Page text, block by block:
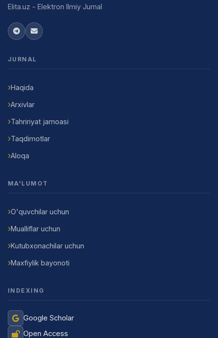
Elita.uz - Elektron Ilmiy Jurnal
JURNAL
Haqida
Arxivlar
Tahririyat jamoasi
Taqdimotlar
Aloqa
MA'LUMOT
O'quvchilar uchun
Mualliflar uchun
Kutubxonachilar uchun
Maxfiylik bayonoti
INDEXING
Google Scholar
Open Access